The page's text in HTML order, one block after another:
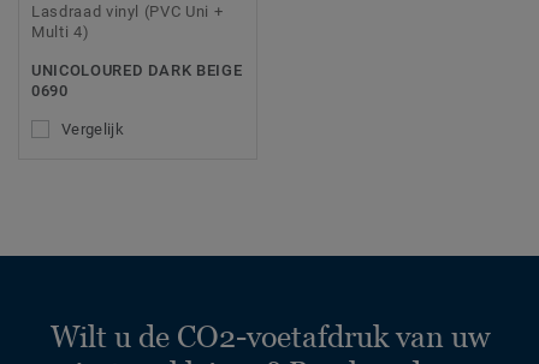
Lasdraad vinyl (PVC Uni +
Multi 4)
UNICOLOURED DARK BEIGE
0690
Vergelijk
Wilt u de CO2-voetafdruk van uw